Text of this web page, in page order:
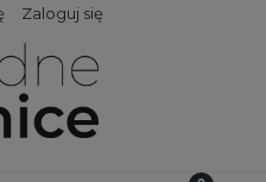
Zaloguj się